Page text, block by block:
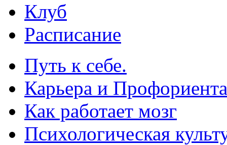
Клуб
Расписание
Путь к себе.
Карьера и
Как работает мозг
Психологическая